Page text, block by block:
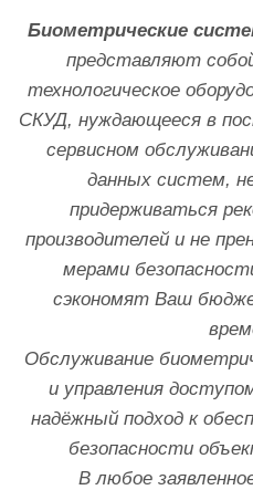
Биометрические
представляют
технологическое
СКУД, нуждающееся в
сервисном
данных систем,
придерживаться
производителей и не
мерами
сэкономят Ваш
Обслуживание
и управления
надёжный подход к
безопасности
В любое